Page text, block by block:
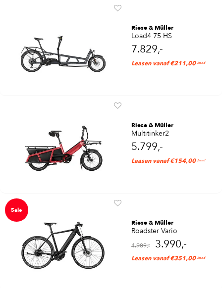
Riese & Müller
Load4 75 HS
7.829,-
Leasen vanaf €211,00 /mnd
Riese & Müller
Multitinker2
5.799,-
Leasen vanaf €154,00 /mnd
Sale
Riese & Müller
Roadster Vario
4.989,- 3.990,-
Leasen vanaf €351,00 /mnd